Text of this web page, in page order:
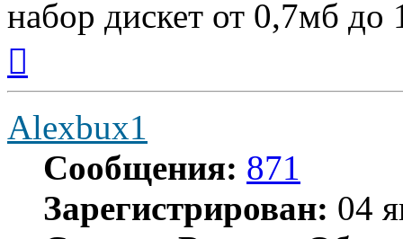
набор дискет от 0,7мб
началу
Alexbux1
Сообщения: 871
Зарегистрирован: 04